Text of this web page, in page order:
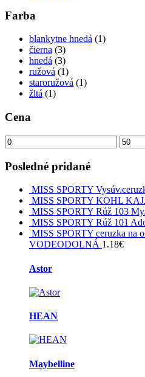
Farba
blankytne hnedá (1)
čierna (3)
hnedá (3)
ružová (1)
staroružová (1)
žltá (1)
Cena
Posledné pridané
MISS SPORTY
MISS SPORTY KOHL
MISS SPORTY Rúž 103
MISS SPORTY Rúž 101
MISS SPORTY ceruzka
VODEODOLNÁ 1.18€
Brands
Carousel
Astor
HEAN
Maybelline